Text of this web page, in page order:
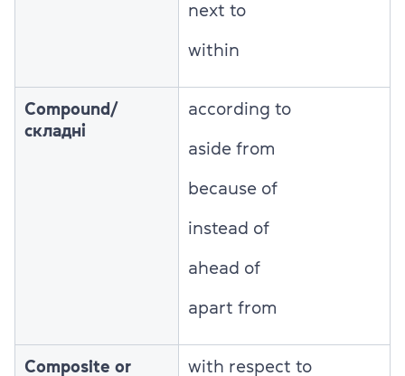
next to
within
Compound/
складні
according to
aside from
because of
instead of
ahead of
apart from
Composite or
with respect to